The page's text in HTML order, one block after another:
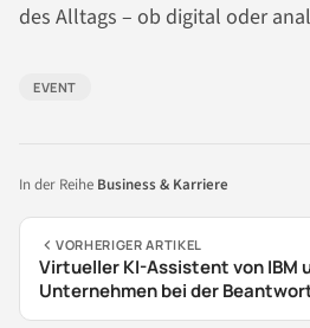
des Alltags – ob digital oder
EVENT
In der Reihe Business & Karriere
VORHERIGER ARTIKEL
Virtueller KI-Assistent von
Unternehmen bei der
Fragen